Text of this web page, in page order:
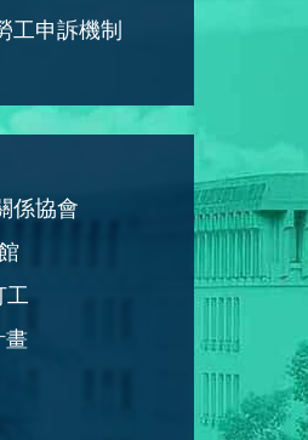
工申訴機制
係協會
工
畫